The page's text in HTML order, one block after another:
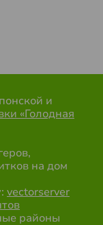
и
«Голодная
на дом
vectorserver
районы